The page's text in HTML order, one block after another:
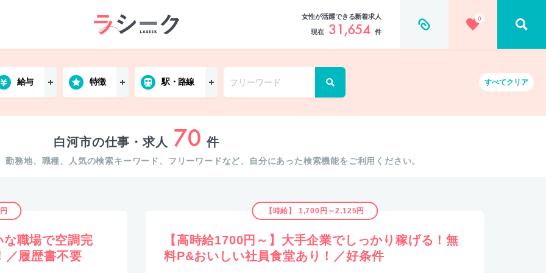
女性が活躍できる新着求人
現在 31,654 件
0
給与 特徴 駅・路線 すべてクリア
白河市の仕事・求人 70 件
務地、職種、人気の検索キーワード、フリーワードなど、自分にあった検索機能をご利用ください。
な職場で空調完
／履歴書不要
【時給】 1,700円～2,125円
【高時給1700円～】大手企業でしっかり稼げる！無
料P&おいしい社員食堂あり！／好条件